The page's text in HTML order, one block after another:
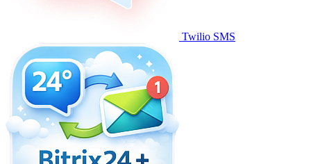
Twilio SMS